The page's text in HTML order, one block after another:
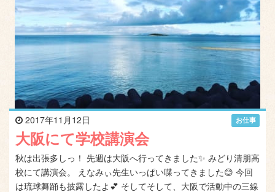
2017年11月12日 お仕事
大阪にて学校講演会
秋は出張多しっ！ 先週は大阪へ行ってきました✨ みどり清朋高
校にて講演会。 えなみぃ先生いっぱい喋ってきました😊 今回
は琉球舞踊も披露したよ💕 そしてそして、大阪で活動中の三線